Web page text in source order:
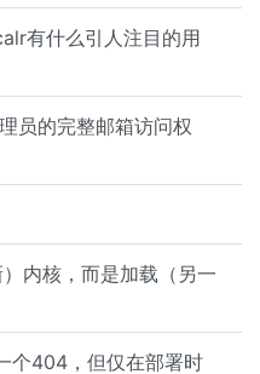
有什么引人注目的用
员的完整邮箱访问权
内核，而是加载（另一
个404，但仅在部署时